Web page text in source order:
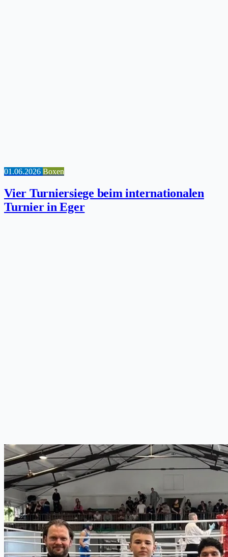
01.06.2026 Boxen
Vier Turniersiege beim internationalen
Turnier in Eger